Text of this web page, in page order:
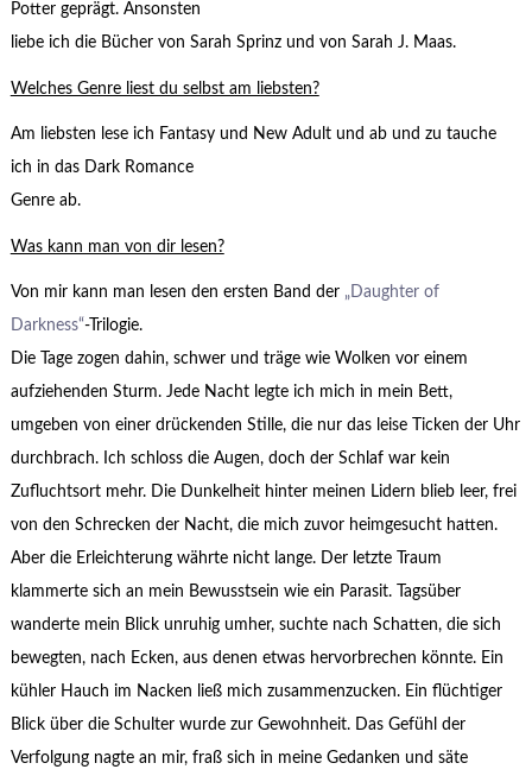
Potter geprägt. Ansonsten
liebe ich die Bücher von Sarah Sprinz und von Sarah J. Maas.
Welches Genre liest du selbst am liebsten?
Am liebsten lese ich Fantasy und New Adult und ab und zu tauche
ich in das Dark Romance
Genre ab.
Was kann man von dir lesen?
Von mir kann man lesen den ersten Band der „Daughter of
Darkness“-Trilogie.
Die Tage zogen dahin, schwer und träge wie Wolken vor einem
aufziehenden Sturm. Jede Nacht legte ich mich in mein Bett,
umgeben von einer drückenden Stille, die nur das leise Ticken der Uhr
durchbrach. Ich schloss die Augen, doch der Schlaf war kein
Zufluchtsort mehr. Die Dunkelheit hinter meinen Lidern blieb leer, frei
von den Schrecken der Nacht, die mich zuvor heimgesucht hatten.
Aber die Erleichterung währte nicht lange. Der letzte Traum
klammerte sich an mein Bewusstsein wie ein Parasit. Tagsüber
wanderte mein Blick unruhig umher, suchte nach Schatten, die sich
bewegten, nach Ecken, aus denen etwas hervorbrechen könnte. Ein
kühler Hauch im Nacken ließ mich zusammenzucken. Ein flüchtiger
Blick über die Schulter wurde zur Gewohnheit. Das Gefühl der
Verfolgung nagte an mir, fraß sich in meine Gedanken und säte